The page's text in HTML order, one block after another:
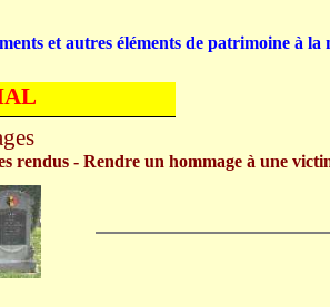
rendus - Rendre un hommage à une
et autres éléments de patrimoine à la